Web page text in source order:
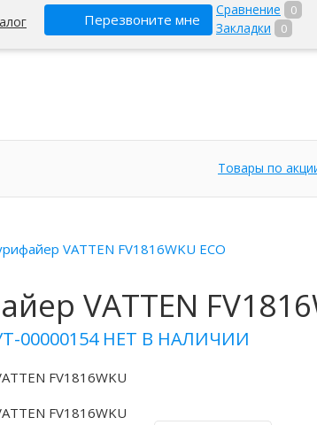
Перезвоните мне
Сравнение 0
Закладки 0
Товары по
VATTEN FV1816WKU ECO
VATTEN
00000154 НЕТ В НАЛИЧИИ